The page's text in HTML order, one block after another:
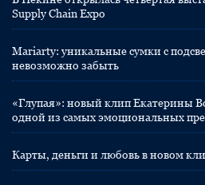
Supply Chain Expo
Mariarty: уникальные сумки с
невозможно забыть
«Глупая»: новый клип Екатерины
одной из самых эмоциональных
Карты, деньги и любовь в новом